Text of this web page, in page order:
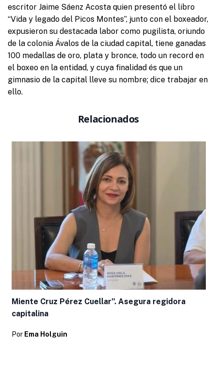
escritor Jaime Sáenz Acosta quien presentó el libro
“Vida y legado del Picos Montes”, junto con el boxeador,
expusieron su destacada labor como pugilista, oriundo
de la colonia Ávalos de la ciudad capital, tiene ganadas
100 medallas de oro, plata y bronce, todo un record en
el boxeo en la entidad, y cuya finalidad és que un
gimnasio de la capital lleve su nombre; dice trabajar en
ello.
Relacionados
Miente Cruz Pérez Cuellar”. Asegura regidora
capitalina
Por Ema Holguin